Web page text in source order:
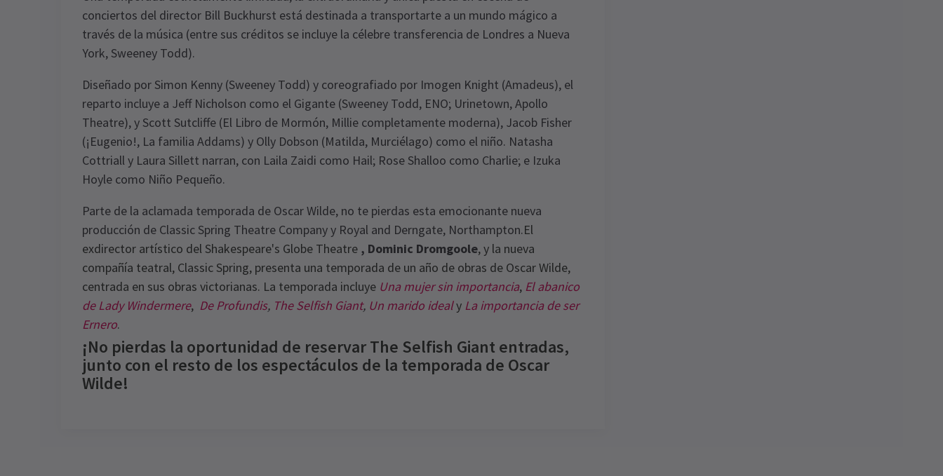
conciertos del director Bill Buckhurst está destinada a transportarte a un mundo mágico a
través de la música (entre sus créditos se incluye la célebre transferencia de Londres a Nueva
York, Sweeney Todd).
Diseñado por Simon Kenny (Sweeney Todd) y coreografiado por Imogen Knight (Amadeus), el
reparto incluye a Jeff Nicholson como el Gigante (Sweeney Todd, ENO; Urinetown, Apollo
Theatre), y Scott Sutcliffe (El Libro de Mormón, Millie completamente moderna), Jacob Fisher
(¡Eugenio!, La familia Addams) y Olly Dobson (Matilda, Murciélago) como el niño. Natasha
Cottriall y Laura Sillett narran, con Laila Zaidi como Hail; Rose Shalloo como Charlie; e Izuka
Hoyle como Niño Pequeño.
Parte de la aclamada temporada de Oscar Wilde, no te pierdas esta emocionante nueva
producción de Classic Spring Theatre Company y Royal and Derngate, Northampton.El
exdirector artístico del Shakespeare's Globe Theatre , Dominic Dromgoole, y la nueva
compañía teatral, Classic Spring, presenta una temporada de un año de obras de Oscar Wilde,
centrada en sus obras victorianas. La temporada incluye Una mujer sin importancia, El abanico
de Lady Windermere, De Profundis, The Selfish Giant, Un marido idealy La importancia de ser
Ernero.
¡No pierdas la oportunidad de reservar The Selfish Giant entradas,
junto con el resto de los espectáculos de la temporada de Oscar
Wilde!